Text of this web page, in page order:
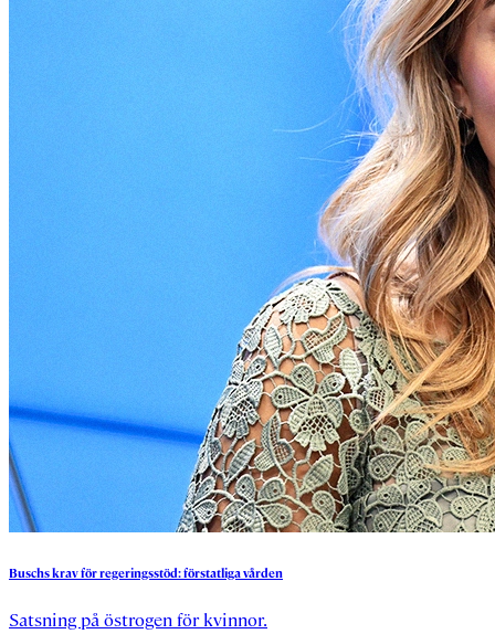
Buschskravförregeringsstöd:förstatligavården
Satsning på östrogen för kvinnor.